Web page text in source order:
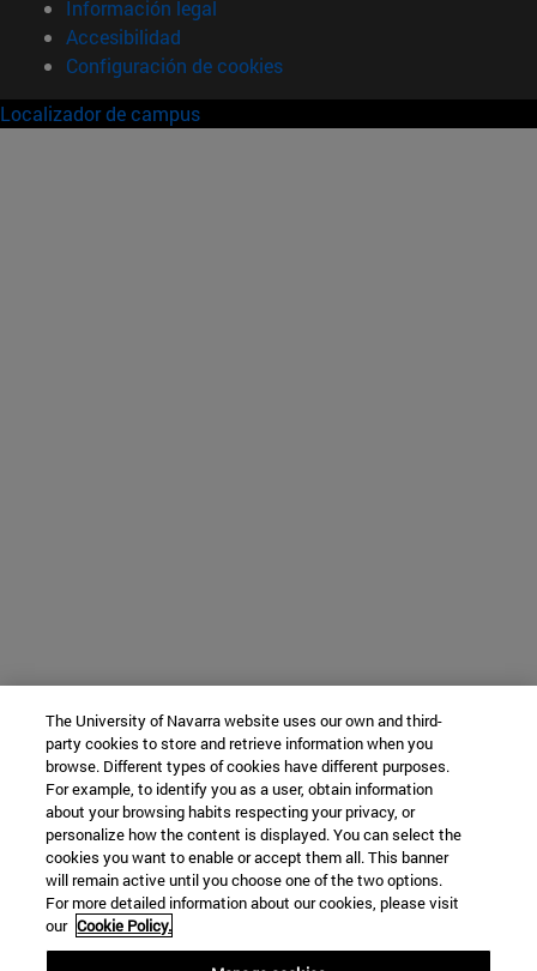
Información legal
Accesibilidad
Configuración de cookies
Localizador de campus
The University of Navarra website uses our own and third-
party cookies to store and retrieve information when you
browse. Different types of cookies have different purposes.
For example, to identify you as a user, obtain information
about your browsing habits respecting your privacy, or
personalize how the content is displayed. You can select the
cookies you want to enable or accept them all. This banner
will remain active until you choose one of the two options.
For more detailed information about our cookies, please visit
our Cookie Policy.